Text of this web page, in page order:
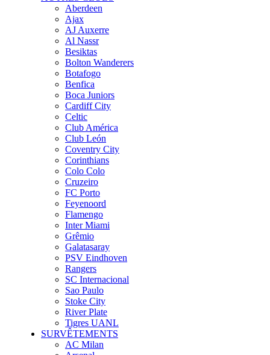
Aberdeen
Ajax
AJ Auxerre
Al Nassr
Besiktas
Bolton Wanderers
Botafogo
Benfica
Boca Juniors
Cardiff City
Celtic
Club América
Club León
Coventry City
Corinthians
Colo Colo
Cruzeiro
FC Porto
Feyenoord
Flamengo
Inter Miami
Grêmio
Galatasaray
PSV Eindhoven
Rangers
SC Internacional
Sao Paulo
Stoke City
River Plate
Tigres UANL
SURVÊTEMENTS
AC Milan